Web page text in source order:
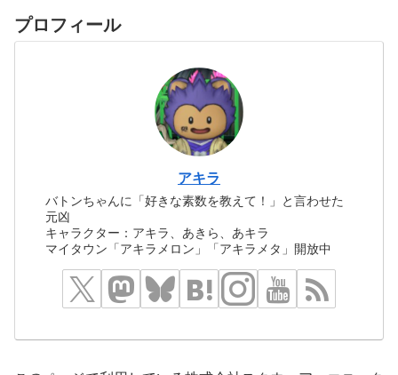
プロフィール
アキラ
バトンちゃんに「好きな素数を教えて！」と言わせた
元凶
キャラクター：アキラ、あきら、あキラ
マイタウン「アキラメロン」「アキラメタ」開放中